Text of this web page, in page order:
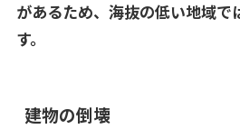
があるため、海抜の低い地域で
す。
建物の倒壊